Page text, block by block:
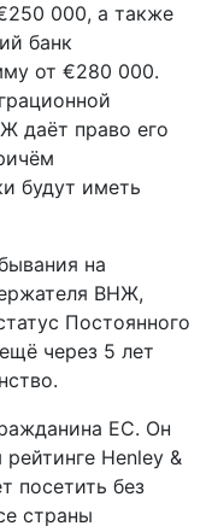
000, а также
банк
от €280 000.
даёт право его
будут иметь
на
ВНЖ,
Постоянного
через 5 лет
ЕС. Он
Henley &
посетить без
страны